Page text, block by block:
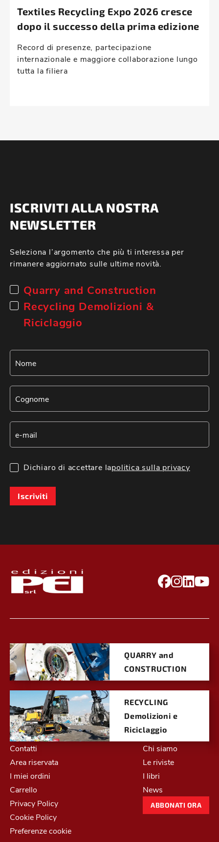
Textiles Recycling Expo 2026 cresce
dopo il successo della prima edizione
Record di presenze, partecipazione
internazionale e maggiore collaborazione lungo
tutta la filiera
ISCRIVITI ALLA NOSTRA
NEWSLETTER
Seleziona l’argomento che più ti interessa per
rimanere aggiornato sulle ultime novità.
Quarry and Construction
Recycling Demolizioni &
Riciclaggio
Dichiaro di accettare lapolitica sulla privacy
Iscriviti
QUARRY and
CONSTRUCTION
RECYCLING
Demolizioni e
Riciclaggio
Contatti
Area riservata
I miei ordini
Carrello
Privacy Policy
Cookie Policy
Preferenze cookie
Chi siamo
Le riviste
I libri
News
ABBONATI ORA